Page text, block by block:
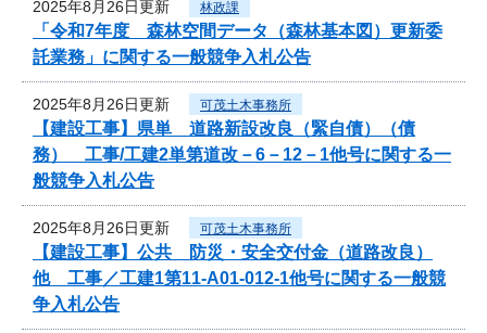
2025年8月26日更新 林政課
「令和7年度 森林空間データ（森林基本図）更新委
託業務」に関する一般競争入札公告
2025年8月26日更新 可茂土木事務所
【建設工事】県単 道路新設改良（緊自債）（債
務） 工事/工建2単第道改－6－12－1他号に関する一
般競争入札公告
2025年8月26日更新 可茂土木事務所
【建設工事】公共 防災・安全交付金（道路改良）
他 工事／工建1第11-A01-012-1他号に関する一般競
争入札公告